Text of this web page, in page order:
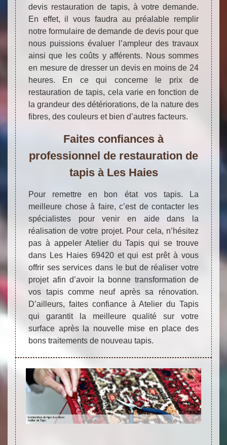
devis restauration de tapis, à votre demande.
En effet, il vous faudra au préalable remplir
notre formulaire de demande de devis pour que
nous puissions évaluer l’ampleur des travaux
ainsi que les coûts y afférents. Nous sommes
en mesure de dresser un devis en moins de 24
heures. En ce qui concerne le prix de
restauration de tapis, cela varie en fonction de
la grandeur des détériorations, de la nature des
fibres, des couleurs et bien d’autres facteurs.
Faites confiances à
professionnel de restauration de
tapis à Les Haies
Pour remettre en bon état vos tapis. La
meilleure chose à faire, c’est de contacter les
spécialistes pour venir en aide dans la
réalisation de votre projet. Pour cela, n’hésitez
pas à appeler Atelier du Tapis qui se trouve
dans Les Haies 69420 et qui est prêt à vous
offrir ses services dans le but de réaliser votre
projet afin d’avoir la bonne transformation de
vos tapis comme neuf après sa rénovation.
D’ailleurs, faites confiance à Atelier du Tapis
qui garantit la meilleure qualité sur votre
surface après la nouvelle mise en place des
bons traitements de nouveau tapis.